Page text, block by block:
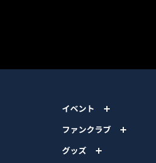
イベント
ファンクラブ
グッズ